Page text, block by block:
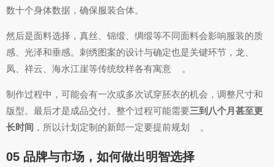
数十个身体数据，确保服装合体。
然后是面料选择，真丝、锦缎、绸缎等不同面料会影响服装的质
感、光泽和垂感。刺绣图案的设计与确定也是关键环节，龙、
凤、祥云、海水江崖等传统纹样各有寓意
。
制作过程中，可能会有一次或多次试穿胚衣的机会，调整尺寸和
版型。最后才是成品交付。整个过程可能需要三到八个月甚至更
长时间 ，所以计划定制的新郎一定要提前规划 。
05 品牌与市场，如何做出明智选择